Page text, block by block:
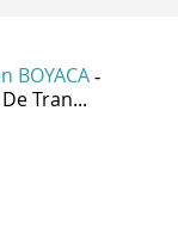
BOYACA -
Tran...